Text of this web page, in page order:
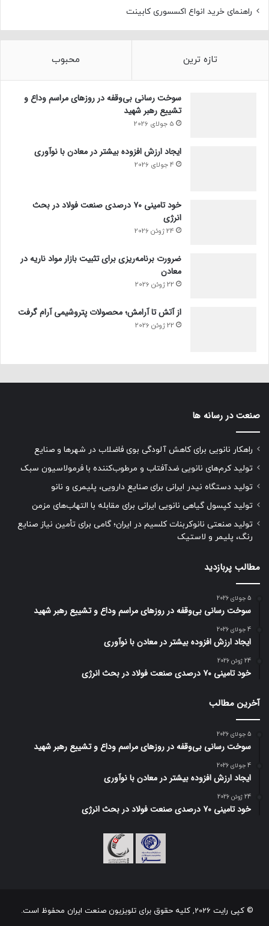
راهنمای خرید انواع اکسسوری کابینت
تازه ترین محبوب
سوخت رسانی بی‌وقفه در روز‌های مراسم وداع و
تشییع رهبر شهید
5 جولای 2026
ایجاد ارزش افزوده بیشتر در معادن با نوآوری
4 جولای 2026
خود تامینی ۷۰ درصدی صنعت فولاد در بحث
انرژی
24 ژوئن 2026
ضرورت برنامه‌ریزی برای تثبیت بازار مواد ناریه در
معادن
22 ژوئن 2026
از آتش تا آرامش؛ محصولات پتروشیمی آرام گرفت
22 ژوئن 2026
صنعت در رسانه ها
راهکار نانویی برای کاهش آلودگی بوی فاضلاب در شهرها و صنایع
تولید کرم‌های نانویی ضدآفتاب و مرطوب‌کننده با فرمولاسیون سبک
تولید دستگاه نیدر ایرانی برای صنایع دارویی، پلیمری و نانو
تولید کپسول گیاهی نانویی ایرانی برای مقابله با التهاب‌های مزمن
تولید صنعتی نانوکربنات کلسیم در ایران؛ گامی برای تأمین نیاز صنایع
رنگ، پلیمر و لاستیک
مطالب پربازدید
5 جولای 2026
سوخت رسانی بی‌وقفه در روز‌های مراسم وداع و تشییع رهبر شهید
4 جولای 2026
ایجاد ارزش افزوده بیشتر در معادن با نوآوری
24 ژوئن 2026
خود تامینی ۷۰ درصدی صنعت فولاد در بحث انرژی
آخرین مطالب
5 جولای 2026
سوخت رسانی بی‌وقفه در روز‌های مراسم وداع و تشییع رهبر شهید
4 جولای 2026
ایجاد ارزش افزوده بیشتر در معادن با نوآوری
24 ژوئن 2026
خود تامینی ۷۰ درصدی صنعت فولاد در بحث انرژی
© کپی رایت 2026, کلیه حقوق برای تلویزیون صنعت ایران محفوظ است.